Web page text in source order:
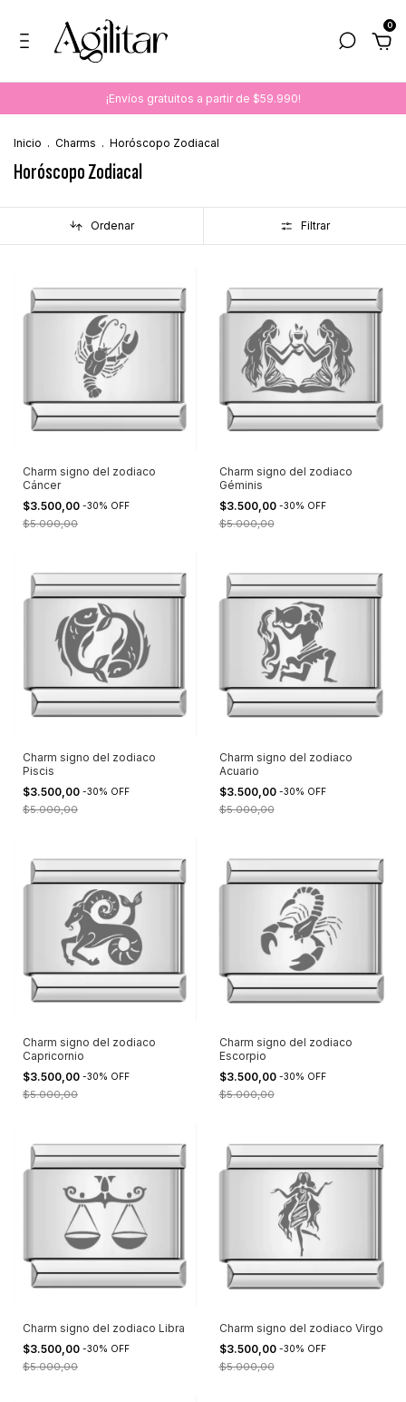
0
¡Envíos gratuitos a partir de $59.990!
Inicio . Charms . Horóscopo Zodiacal
Horóscopo Zodiacal
Ordenar Filtrar
Charm signo del zodiaco
Cáncer
$3.500,00 -30% OFF
$5.000,00
Charm signo del zodiaco
Géminis
$3.500,00 -30% OFF
$5.000,00
Charm signo del zodiaco
Piscis
$3.500,00 -30% OFF
$5.000,00
Charm signo del zodiaco
Acuario
$3.500,00 -30% OFF
$5.000,00
Charm signo del zodiaco
Capricornio
$3.500,00 -30% OFF
$5.000,00
Charm signo del zodiaco
Escorpio
$3.500,00 -30% OFF
$5.000,00
Charm signo del zodiaco Libra
$3.500,00 -30% OFF
$5.000,00
Charm signo del zodiaco Virgo
$3.500,00 -30% OFF
$5.000,00